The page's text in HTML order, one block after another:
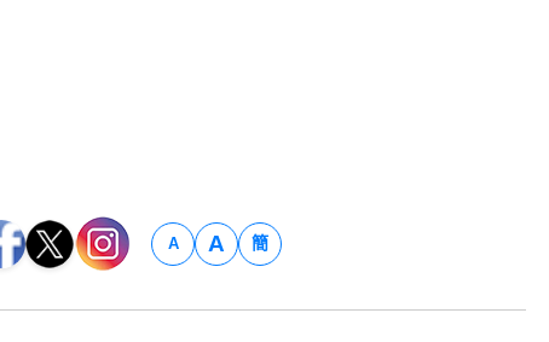
A A 簡